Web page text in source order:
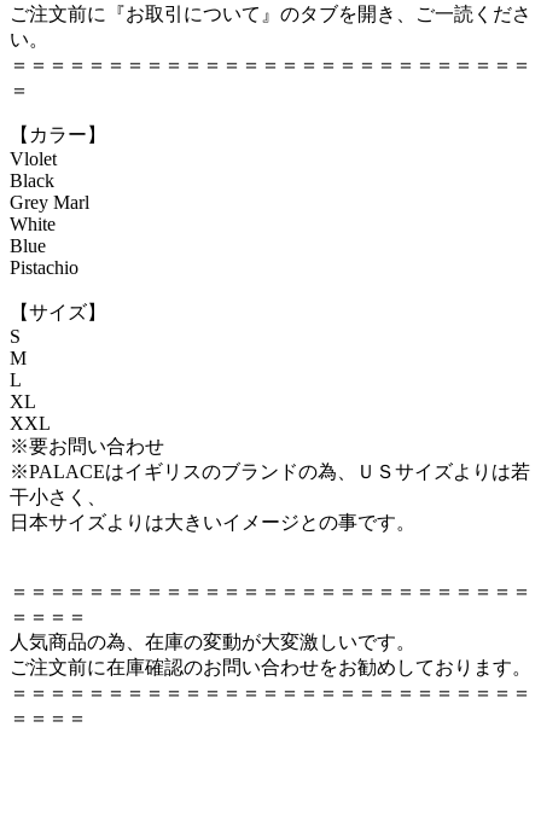
ご注文前に『お取引について』のタブを開き、ご一読くださ
い。
＝＝＝＝＝＝＝＝＝＝＝＝＝＝＝＝＝＝＝＝＝＝＝＝＝＝＝
＝
【カラー】
Vlolet
Black
Grey Marl
White
Blue
Pistachio
【サイズ】
S
M
L
XL
XXL
※要お問い合わせ
※PALACEはイギリスのブランドの為、ＵＳサイズよりは若
干小さく、
日本サイズよりは大きいイメージとの事です。
＝＝＝＝＝＝＝＝＝＝＝＝＝＝＝＝＝＝＝＝＝＝＝＝＝＝＝
＝＝＝＝
人気商品の為、在庫の変動が大変激しいです。
ご注文前に在庫確認のお問い合わせをお勧めしております。
＝＝＝＝＝＝＝＝＝＝＝＝＝＝＝＝＝＝＝＝＝＝＝＝＝＝＝
＝＝＝＝